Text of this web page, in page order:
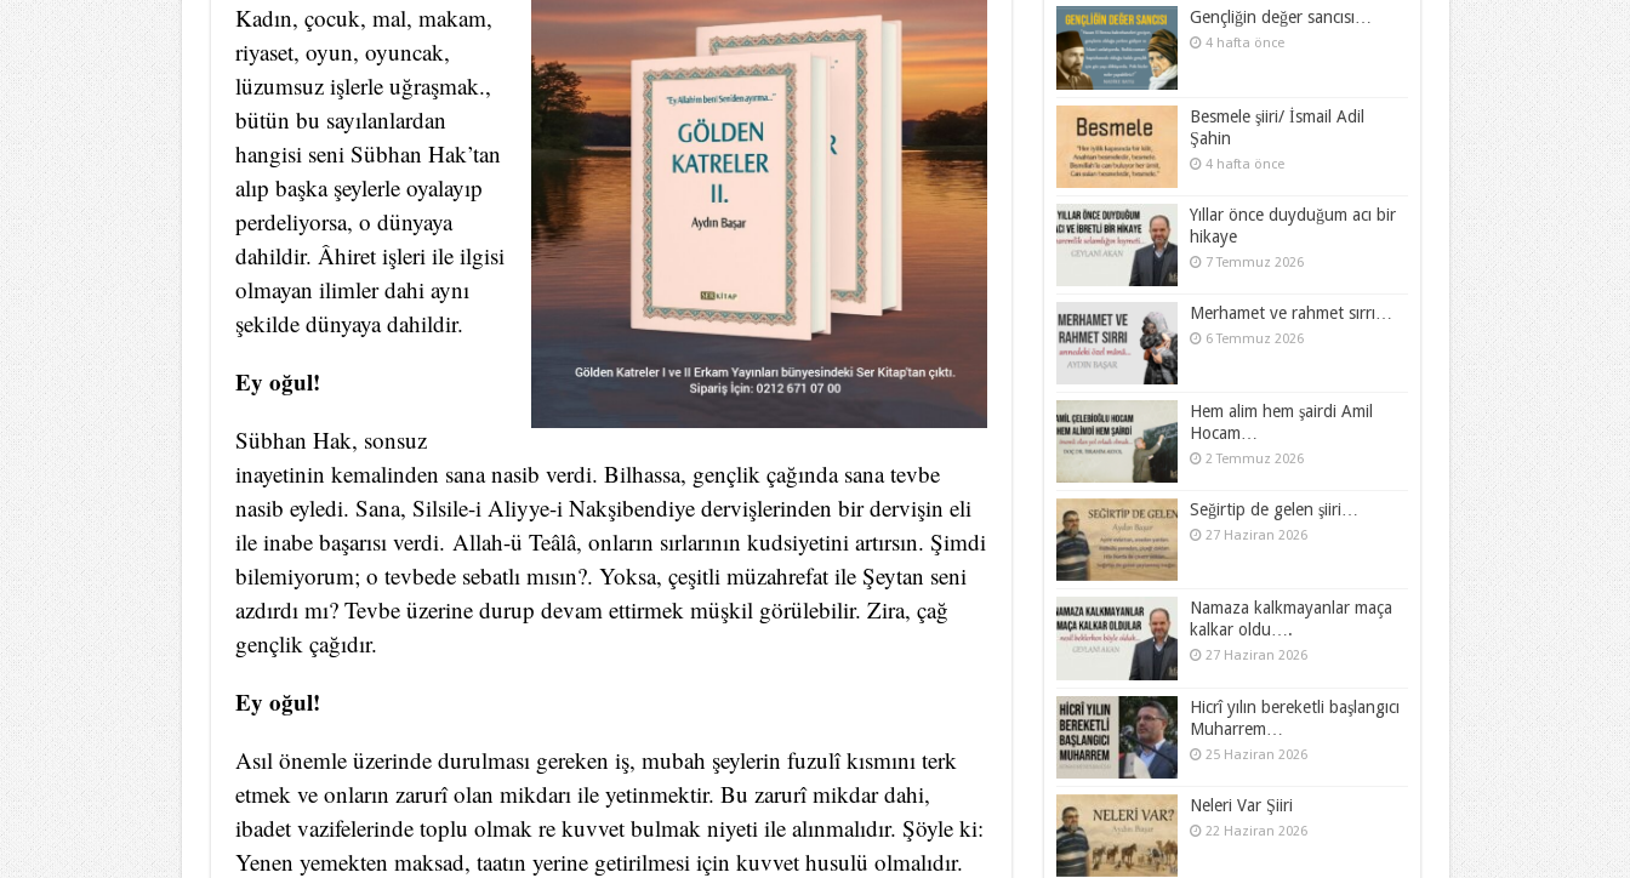
Kadın, çocuk, mal, makam,
riyaset, oyun, oyuncak,
lüzumsuz işlerle uğraşmak.,
bütün bu sayılanlardan
hangisi seni Sübhan Hak’tan
alıp başka şeylerle oyalayıp
perdeliyorsa, o dünyaya
dahildir. Âhiret işleri ile ilgisi
olmayan ilimler dahi aynı
şekilde dünyaya dahildir.
Ey oğul!
Sübhan Hak, sonsuz
inayetinin kemalinden sana nasib verdi. Bilhassa, gençlik çağında sana tevbe
nasib eyledi. Sana, Silsile-i Aliyye-i Nakşibendiye dervişlerinden bir dervişin eli
ile inabe başarısı verdi. Allah-ü Teâlâ, onların sırlarının kudsiyetini artırsın. Şimdi
bilemiyorum; o tevbede sebatlı mısın?. Yoksa, çeşitli müzahrefat ile Şeytan seni
azdırdı mı? Tevbe üzerine durup devam ettirmek müşkil görülebilir. Zira, çağ
gençlik çağıdır.
Ey oğul!
Asıl önemle üzerinde durulması gereken iş, mubah şeylerin fuzulî kısmını terk
etmek ve onların zarurî olan mikdarı ile yetinmektir. Bu zarurî mikdar dahi,
ibadet vazifelerinde toplu olmak re kuvvet bulmak niyeti ile alınmalıdır. Şöyle ki:
Yenen yemekten maksad, taatın yerine getirilmesi için kuvvet husulü olmalıdır.
Gençliğin değer sancısı…
4 hafta önce
Besmele şiiri/ İsmail Adil
Şahin
4 hafta önce
Yıllar önce duyduğum acı bir
hikaye
7 Temmuz 2026
Merhamet ve rahmet sırrı…
6 Temmuz 2026
Hem alim hem şairdi Amil
Hocam…
2 Temmuz 2026
Seğirtip de gelen şiiri…
27 Haziran 2026
Namaza kalkmayanlar maça
kalkar oldu….
27 Haziran 2026
Hicrî yılın bereketli başlangıcı
Muharrem…
25 Haziran 2026
Neleri Var Şiiri
22 Haziran 2026